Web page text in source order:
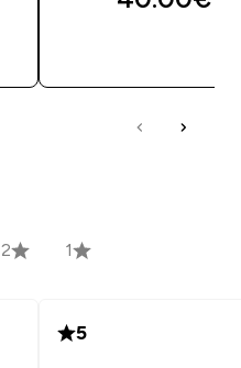
2 1
5